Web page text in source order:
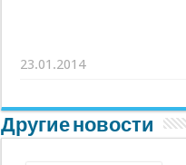
23.01.2014
Другие новости